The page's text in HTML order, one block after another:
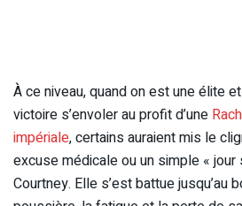
À ce niveau, quand on est une élite
victoire s’envoler au profit d’une
impériale, certains auraient mis le
excuse médicale ou un simple « jour
Courtney. Elle s’est battue jusqu’au